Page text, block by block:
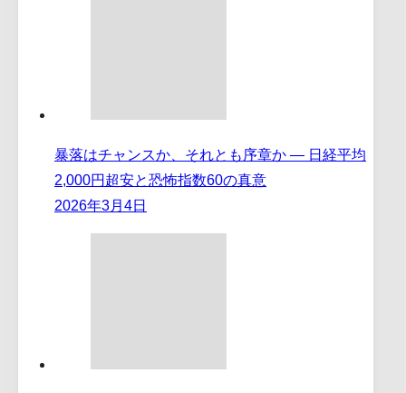
暴落はチャンスか、それとも序章か ― 日経平均
2,000円超安と恐怖指数60の真意
2026年3月4日